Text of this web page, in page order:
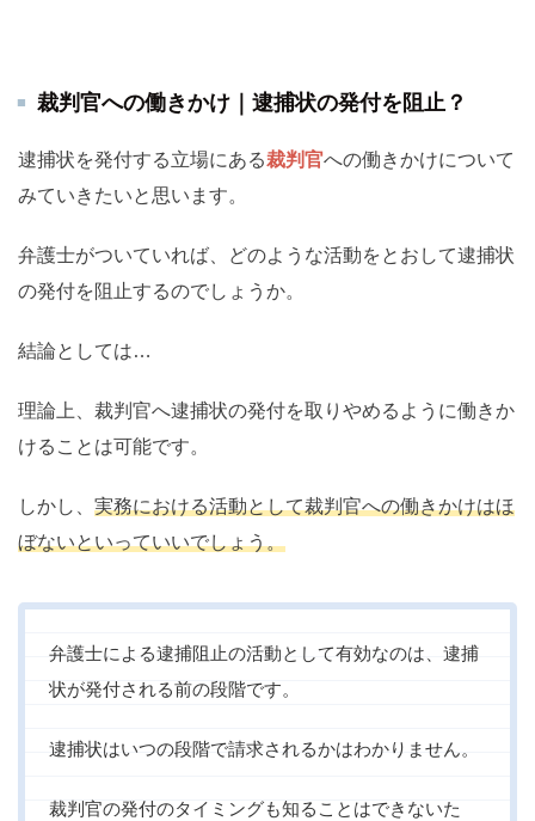
裁判官への働きかけ｜逮捕状の発付を阻止？
逮捕状を発付する立場にある裁判官への働きかけについて
みていきたいと思います。
弁護士がついていれば、どのような活動をとおして逮捕状
の発付を阻止するのでしょうか。
結論としては…
理論上、裁判官へ逮捕状の発付を取りやめるように働きか
けることは可能です。
しかし、 実務における活動として裁判官への働きかけはほ
ぼないといっていいでしょう。
弁護士による逮捕阻止の活動として有効なのは、逮捕
状が発付される前の段階です。
逮捕状はいつの段階で請求されるかはわかりません。
裁判官の発付のタイミングも知ることはできないた